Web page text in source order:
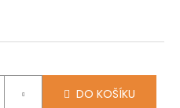
DO KOŠÍKU